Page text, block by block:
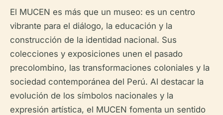
El MUCEN es más que un museo: es un centro
vibrante para el diálogo, la educación y la
construcción de la identidad nacional. Sus
colecciones y exposiciones unen el pasado
precolombino, las transformaciones coloniales y la
sociedad contemporánea del Perú. Al destacar la
evolución de los símbolos nacionales y la
expresión artística, el MUCEN fomenta un sentido